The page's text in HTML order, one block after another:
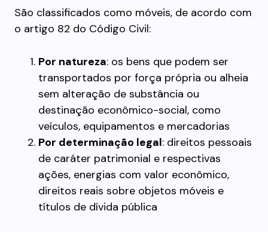
São classificados como móveis, de acordo com
o artigo 82 do Código Civil:
Por natureza: os bens que podem ser
transportados por força própria ou alheia
sem alteração de substância ou
destinação econômico-social, como
veículos, equipamentos e mercadorias
Por determinação legal: direitos pessoais
de caráter patrimonial e respectivas
ações, energias com valor econômico,
direitos reais sobre objetos móveis e
títulos de dívida pública